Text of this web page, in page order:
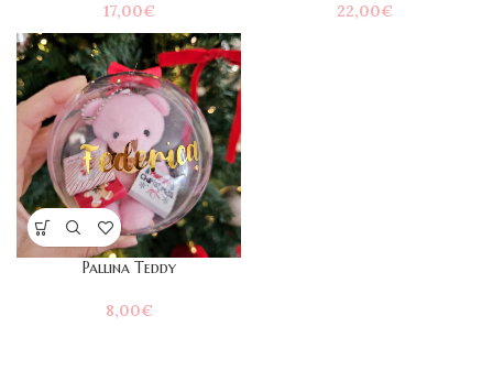
17,00€ 22,00€
Pallina Teddy
8,00€